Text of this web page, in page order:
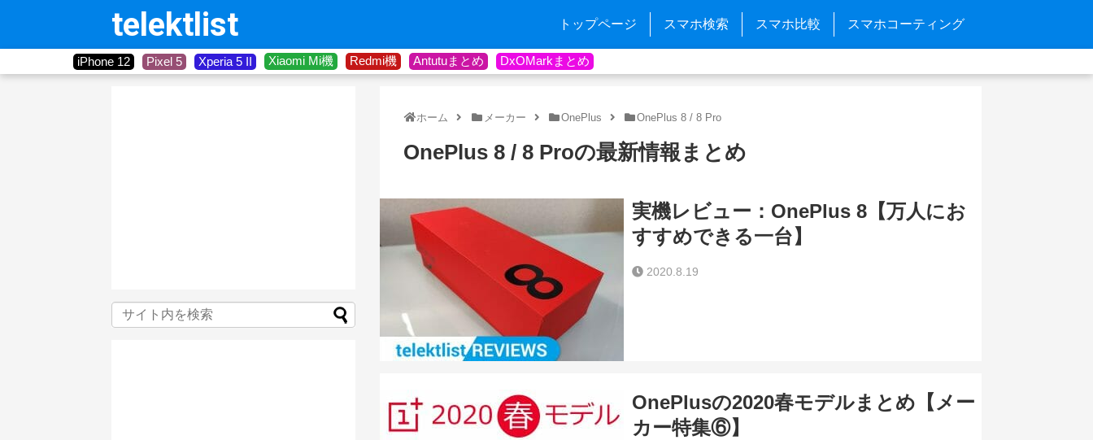
telektlist トップページ スマホ検索 スマホ比較 スマホコーティング
iPhone 12 Pixel 5 Xperia 5 II Xiaomi Mi機 Redmi機 Antutuまとめ DxOMarkまとめ
ホーム メーカー OnePlus OnePlus 8 / 8 Pro
OnePlus 8 / 8 Proの最新情報まとめ
実機レビュー：OnePlus 8【万人にお
すすめできる一台】
2020.8.19
OnePlusの2020春モデルまとめ【メー
カー特集⑥】